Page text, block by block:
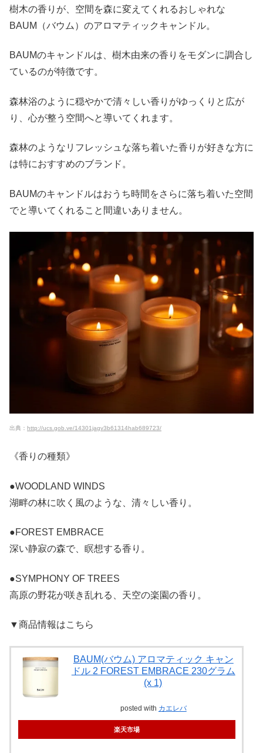
樹木の香りが、空間を森に変えてくれるおしゃれな
BAUM（バウム）のアロマティックキャンドル。
BAUMのキャンドルは、樹木由来の香りをモダンに調合し
ているのが特徴です。
森林浴のように穏やかで清々しい香りがゆっくりと広が
り、心が整う空間へと導いてくれます。
森林のようなリフレッシュな落ち着いた香りが好きな方に
は特におすすめのブランド。
BAUMのキャンドルはおうち時間をさらに落ち着いた空間
でと導いてくれること間違いありません。
出典： http://ucs.gob.ve/14301jagv3b61314hab689723/
《香りの種類》
●WOODLAND WINDS
湖畔の林に吹く風のような、清々しい香り。
●FOREST EMBRACE
深い静寂の森で、瞑想する香り。
●SYMPHONY OF TREES
高原の野花が咲き乱れる、天空の楽園の香り。
▼商品情報はこちら
BAUM(バウム) アロマティック キャン
ドル 2 FOREST EMBRACE 230グラム
(x 1)
posted with カエレバ
楽天市場